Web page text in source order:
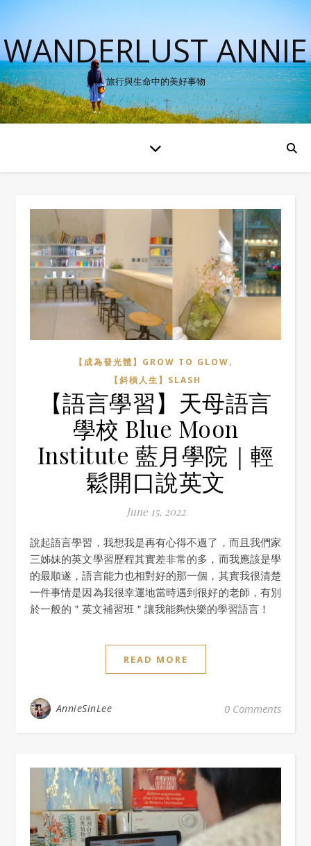
WANDERLUST ANNIE
旅行與生命中的美好事物
【成為發光體】GROW TO GLOW,
【斜槓人生】SLASH
【語言學習】天母語言
學校 Blue Moon
Institute 藍月學院｜輕
鬆開口說英文
June 15, 2022
說起語言學習，我想我是再有心得不過了，而且我們家
三姊妹的英文學習歷程其實差非常的多，而我應該是學
的最順遂，語言能力也相對好的那一個，其實我很清楚
一件事情是因為我很幸運地當時遇到很好的老師，有別
於一般的＂英文補習班＂讓我能夠快樂的學習語言！
READ MORE
AnnieSinLee 0 Comments